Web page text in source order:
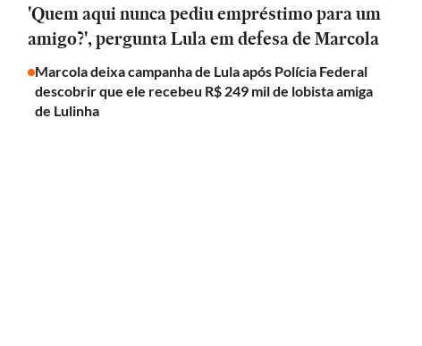
'Quem aqui nunca pediu empréstimo para um
amigo?', pergunta Lula em defesa de Marcola
Marcola deixa campanha de Lula após Polícia Federal
descobrir que ele recebeu R$ 249 mil de lobista amiga
de Lulinha